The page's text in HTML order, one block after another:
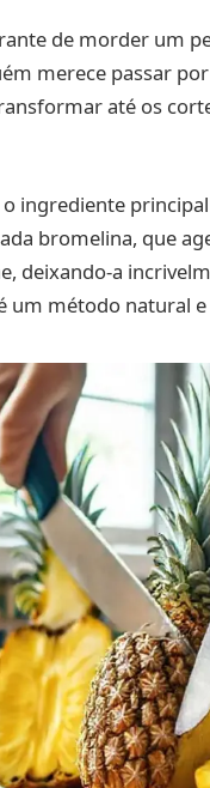
de morder um
merece passar
até os
o ingrediente
bromelina, que
deixando-a
um método natural e